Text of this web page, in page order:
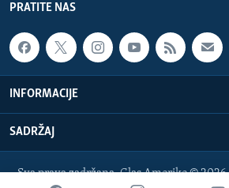
PRATITE NAS
INFORMACIJE
SADRŽAJ
Sva prava zadržana. Glas Amerike ©